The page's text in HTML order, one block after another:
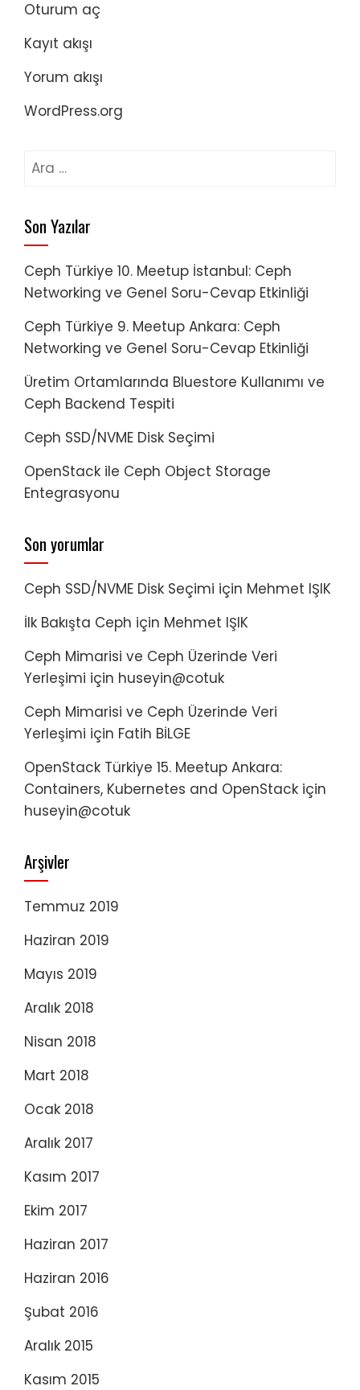
Oturum aç
Kayıt akışı
Yorum akışı
WordPress.org
Arama:
Son Yazılar
Ceph Türkiye 10. Meetup İstanbul: Ceph
Networking ve Genel Soru-Cevap Etkinliği
Ceph Türkiye 9. Meetup Ankara: Ceph
Networking ve Genel Soru-Cevap Etkinliği
Üretim Ortamlarında Bluestore Kullanımı ve
Ceph Backend Tespiti
Ceph SSD/NVME Disk Seçimi
OpenStack ile Ceph Object Storage
Entegrasyonu
Son yorumlar
Ceph SSD/NVME Disk Seçimi için Mehmet IŞIK
İlk Bakışta Ceph için Mehmet IŞIK
Ceph Mimarisi ve Ceph Üzerinde Veri
Yerleşimi için huseyin@cotuk
Ceph Mimarisi ve Ceph Üzerinde Veri
Yerleşimi için Fatih BİLGE
OpenStack Türkiye 15. Meetup Ankara:
Containers, Kubernetes and OpenStack için
huseyin@cotuk
Arşivler
Temmuz 2019
Haziran 2019
Mayıs 2019
Aralık 2018
Nisan 2018
Mart 2018
Ocak 2018
Aralık 2017
Kasım 2017
Ekim 2017
Haziran 2017
Haziran 2016
Şubat 2016
Aralık 2015
Kasım 2015